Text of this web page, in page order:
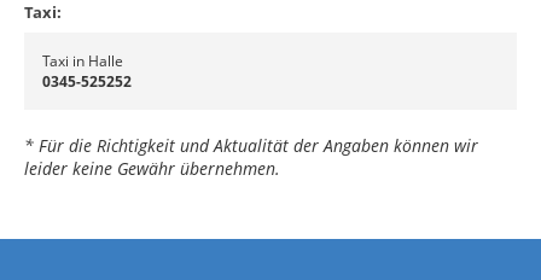
Taxi:
Taxi in Halle
0345-525252
* Für die Richtigkeit und Aktualität der Angaben können wir
leider keine Gewähr übernehmen.